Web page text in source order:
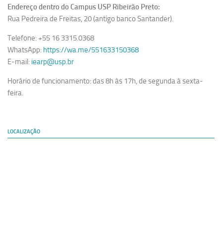
Endereço dentro do Campus USP Ribeirão Preto:
Rua Pedreira de Freitas, 20 (antigo banco Santander).
Telefone: +55 16 3315.0368
WhatsApp: https://wa.me/551633150368
E-mail: iearp@usp.br
Horário de funcionamento: das 8h às 17h, de segunda à sexta-
feira.
LOCALIZAÇÃO